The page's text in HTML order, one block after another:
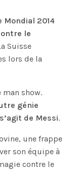
Mondial 2014
le
Suisse
lors de la
man show.
génie
de Messi.
une frappe
son équipe à
contre le